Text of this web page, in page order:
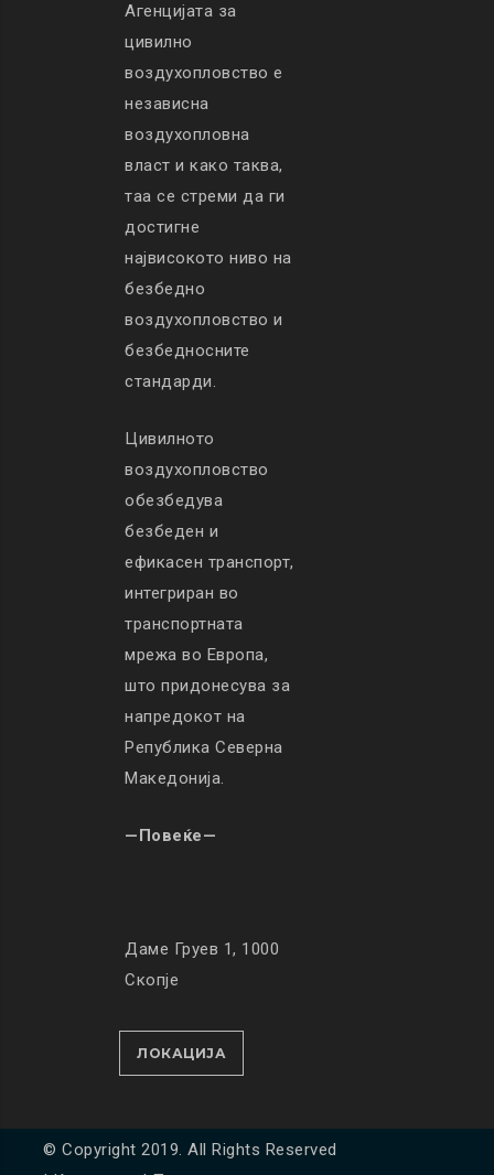
Агенцијата за
цивилно
воздухопловство е
независна
воздухопловна
власт и како таква,
таа се стреми да ги
достигне
највисокото ниво на
безбедно
воздухопловство и
безбедносните
стандарди.
Цивилното
воздухопловство
обезбедува
безбеден и
ефикасен транспорт,
интегриран во
транспортната
мрежа во Европа,
што придонесува за
напредокот на
Република Северна
Македонија.
—Повеќе—
Даме Груев 1, 1000
Скопје
ЛОКАЦИЈА
© Copyright 2019. All Rights Reserved